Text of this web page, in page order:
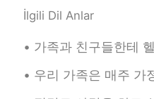
올리
@JayThanks :)
올리
İlgili Dil Anlar
가족과 친구들한테 헬로톡 쓴다고 얘기하세요? 저는 부모님과 언니한테 헬로톡에 대
우리 가족은 매주 가정 회의(?)를 가져요 ㅋㅋㅋㅋ 우리 다 스케쥴이 다르기 때문에